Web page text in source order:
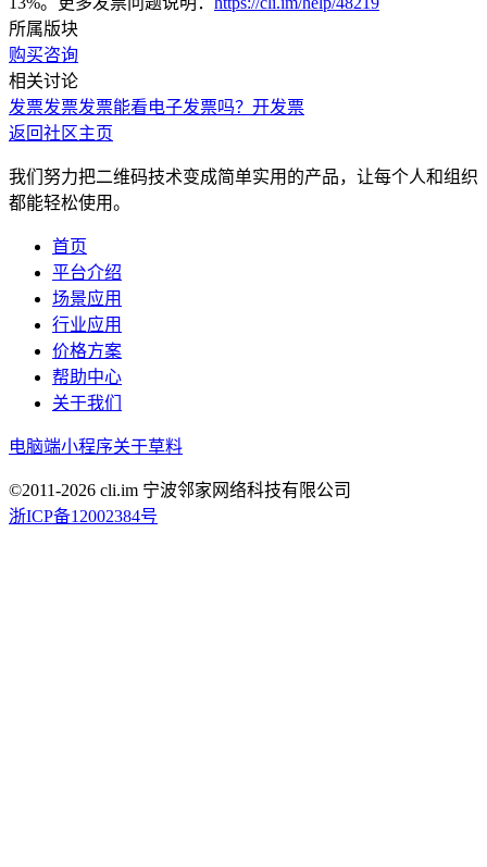
所属版块
购买咨询
相关讨论
发票发票发票能看电子发票吗？ 开发票
返回社区主页
我们努力把二维码技术变成简单实用的产品，让每个人和组织
都能轻松使用。
首页
平台介绍
场景应用
行业应用
价格方案
帮助中心
关于我们
电脑端小程序关于草料
©2011-2026 cli.im 宁波邻家网络科技有限公司
浙ICP备12002384号